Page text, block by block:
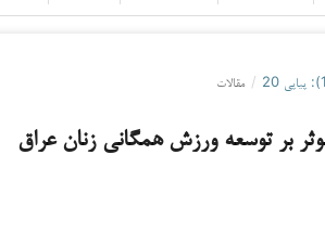
/ مقالات
بر توسعه ورزش همگانی زنان عراق